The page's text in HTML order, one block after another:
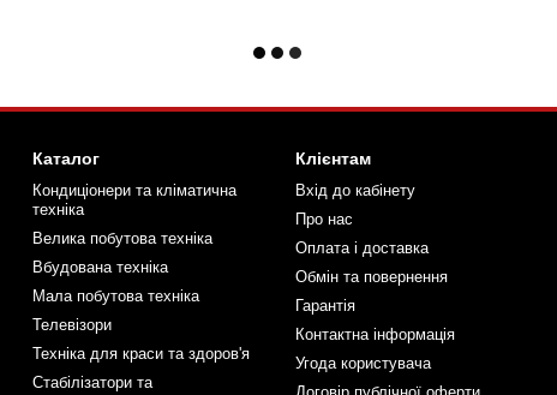
Каталог
Кондиціонери та кліматична
техніка
Велика побутова техніка
Вбудована техніка
Мала побутова техніка
Телевізори
Техніка для краси та здоров'я
Стабілізатори та
Клієнтам
Вхід до кабінету
Про нас
Оплата і доставка
Обмін та повернення
Гарантія
Контактна інформація
Угода користувача